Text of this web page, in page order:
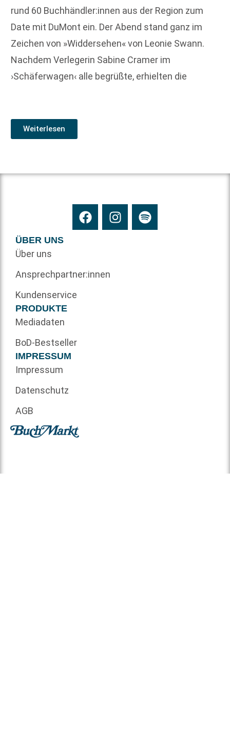
rund 60 Buchhändler:innen aus der Region zum
Date mit DuMont ein. Der Abend stand ganz im
Zeichen von »Widdersehen« von Leonie Swann.
Nachdem Verlegerin Sabine Cramer im
›Schäferwagen‹ alle begrüßte, erhielten die
Weiterlesen
ÜBER UNS
Über uns
Ansprechpartner:innen
Kundenservice
PRODUKTE
Mediadaten
BoD-Bestseller
IMPRESSUM
Impressum
Datenschutz
AGB